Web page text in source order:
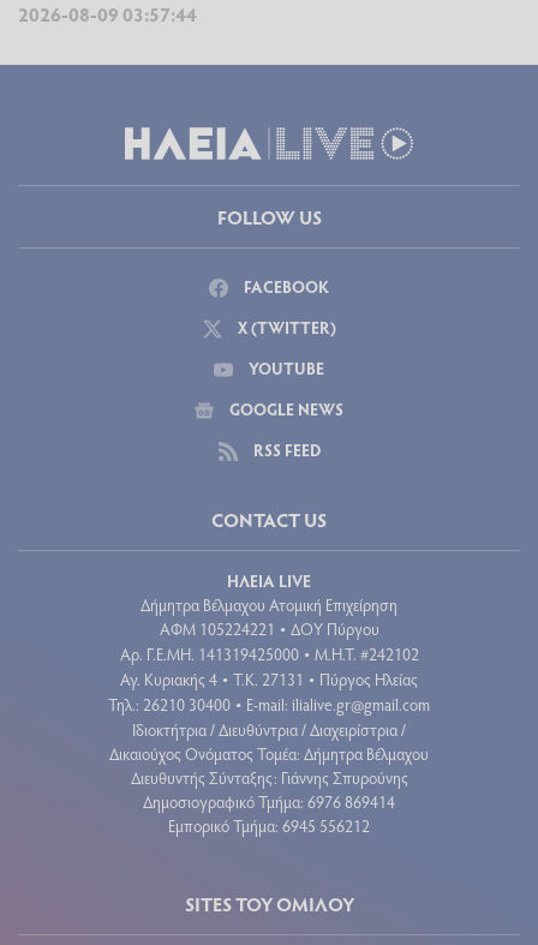
2026-08-09 03:57:44
FOLLOW US
FACEBOOK
X (TWITTER)
YOUTUBE
GOOGLE NEWS
RSS FEED
CONTACT US
ΗΛΕΙΑ LIVE
Δήμητρα Βέλμαχου Ατομική Επιχείρηση
ΑΦΜ 105224221 • ΔΟΥ Πύργου
Aρ. Γ.Ε.ΜΗ. 141319425000 • Μ.Η.Τ. #242102
Αγ. Κυριακής 4 • Τ.Κ. 27131 • Πύργος Ηλείας
Τηλ.: 26210 30400 • E-mail: ilialive.gr@gmail.com
Ιδιοκτήτρια / Διευθύντρια / Διαχειρίστρια /
Δικαιούχος Ονόματος Τομέα: Δήμητρα Βέλμαχου
Διευθυντής Σύνταξης: Γιάννης Σπυρούνης
Δημοσιογραφικό Τμήμα: 6976 869414
Εμπορικό Τμήμα: 6945 556212
SITES ΤΟΥ ΟΜΙΛΟΥ